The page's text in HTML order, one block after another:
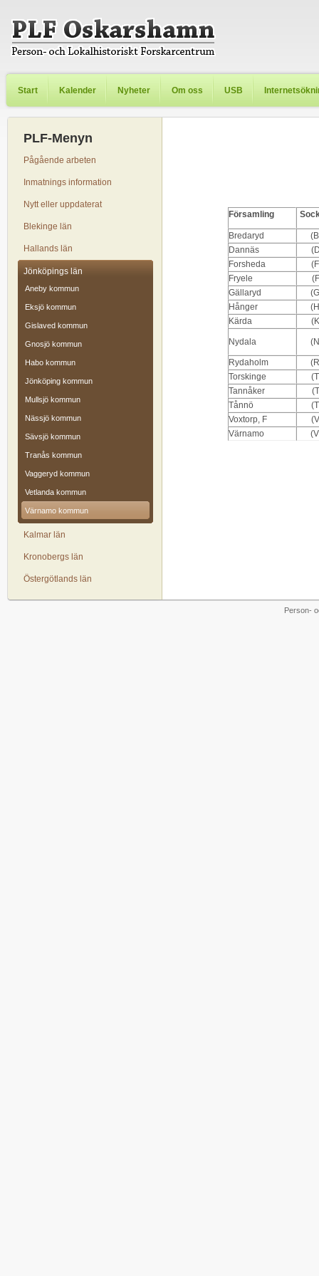
Start Kalender Nyheter Om oss USB
PLF-Menyn
Pågående arbeten
Inmatnings information
Nytt eller uppdaterat
Blekinge län
Hallands län
Jönköpings län
Aneby kommun
Eksjö kommun
Gislaved kommun
Gnosjö kommun
Habo kommun
Jönköping kommun
Mullsjö kommun
Nässjö kommun
Sävsjö kommun
Tranås kommun
Vaggeryd kommun
Vetlanda kommun
Värnamo kommun
Kalmar län
Kronobergs län
Östergötlands län
Församling
Bredaryd
Dannäs
Forsheda
Fryele
Gällaryd
Hånger
Kärda
Nydala
Rydaholm
Torskinge
Tannåker
Tånnö
Voxtorp, F
Värnamo
Person-